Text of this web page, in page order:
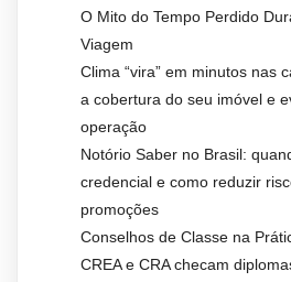
O Mito do Tempo Perdido
Viagem
Clima “vira” em minutos nas
a cobertura do seu imóvel e
operação
Notório Saber no Brasil:
credencial e como reduzir
promoções
Conselhos de Classe na
CREA e CRA checam